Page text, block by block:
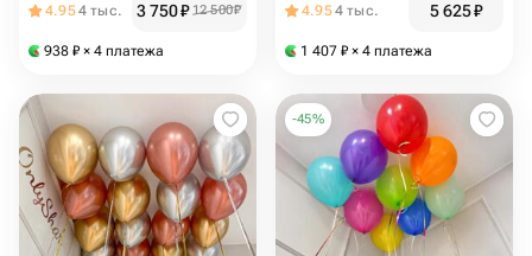
золото хром - 17шт
4.954 тыс. 3 750₽ 12 500₽
938 ₽ × 4 платежа
N117
4.954 тыс. 5 625₽
1 407 ₽ × 4 платежа
-45%